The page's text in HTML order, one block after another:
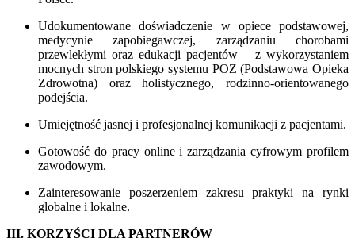
Udokumentowane doświadczenie w opiece podstawowej,
medycynie zapobiegawczej, zarządzaniu chorobami
przewlekłymi oraz edukacji pacjentów – z wykorzystaniem
mocnych stron polskiego systemu POZ (Podstawowa Opieka
Zdrowotna) oraz holistycznego, rodzinno-orientowanego
podejścia.
Umiejętność jasnej i profesjonalnej komunikacji z pacjentami.
Gotowość do pracy online i zarządzania cyfrowym profilem
zawodowym.
Zainteresowanie poszerzeniem zakresu praktyki na rynki
globalne i lokalne.
III. KORZYŚCI DLA PARTNERÓW